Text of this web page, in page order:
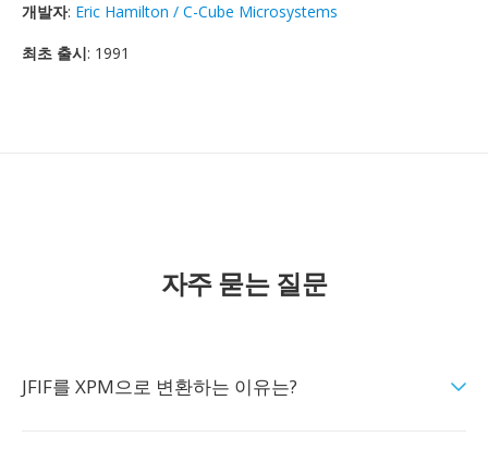
개발자: Eric Hamilton / C-Cube Microsystems
최초 출시: 1991
자주 묻는 질문
JFIF를 XPM으로 변환하는 이유는?